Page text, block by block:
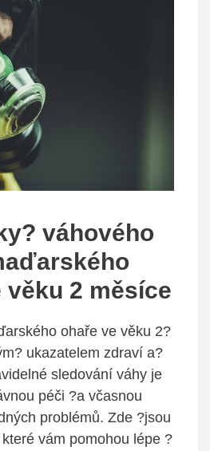
váhového
věku 2 měsíce
ohaře ve věku 2?
ukazatelem zdraví a?
sledování váhy je
péči ?a včasnou
problémů. Zde ?jsou
vám pomohou lépe ?